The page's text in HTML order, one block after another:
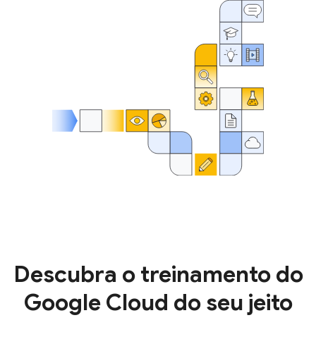
Descubra o treinamento do
Google Cloud do seu jeito